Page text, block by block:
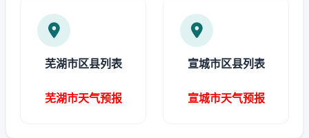
芜湖市区县列表
芜湖市天气预报
宣城市区县列表
宣城市天气预报